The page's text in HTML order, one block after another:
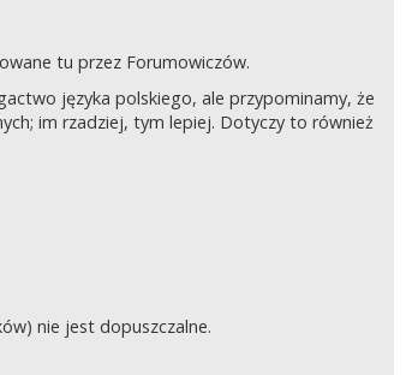
tu przez Forumowiczów.
języka polskiego, ale przypominamy, że
im rzadziej, tym lepiej. Dotyczy to również
nie jest dopuszczalne.